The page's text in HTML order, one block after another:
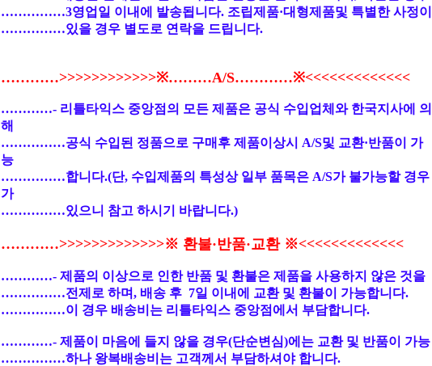
……………3영업일 이내에 발송됩니다. 조립제품·대형제품및 특별한 사정이
……………있을 경우 별도로 연락을 드립니다.
…………>>>>>>>>>>>>※………A/S…………※<<<<<<<<<<<<<
…………- 리틀타익스 중앙점의 모든 제품은 공식 수입업체와 한국지사에 의
해
……………공식 수입된 정품으로 구매후 제품이상시 A/S및 교환·반품이 가
능
……………합니다.(단, 수입제품의 특성상 일부 품목은 A/S가 불가능할 경우
가
……………있으니 참고 하시기 바랍니다.)
…………>>>>>>>>>>>>>※ 환불·반품·교환 ※<<<<<<<<<<<<<
…………- 제품의 이상으로 인한 반품 및 환불은 제품을 사용하지 않은 것을
……………전제로 하며, 배송 후 7일 이내에 교환 및 환불이 가능합니다.
……………이 경우 배송비는 리틀타익스 중앙점에서 부담합니다.
…………- 제품이 마음에 들지 않을 경우(단순변심)에는 교환 및 반품이 가능
……………하나 왕복배송비는 고객께서 부담하셔야 합니다.